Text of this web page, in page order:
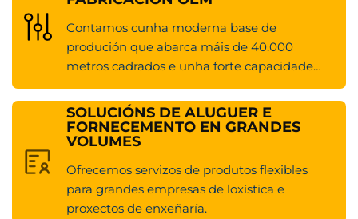
Contamos cunha moderna base de
produción que abarca máis de 40.000
metros cadrados e unha forte capacidade
anual de produción de 10.000 unidades
SOLUCIÓNS DE ALUGUER E
FORNECEMENTO EN GRANDES
VOLUMES
Ofrecemos servizos de produtos flexibles
para grandes empresas de loxística e
proxectos de enxeñaría.